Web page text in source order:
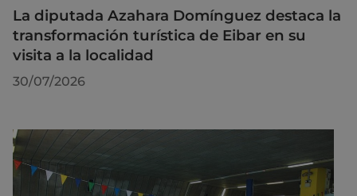
La diputada Azahara Domínguez destaca la
transformación turística de Eibar en su
visita a la localidad
30/07/2026